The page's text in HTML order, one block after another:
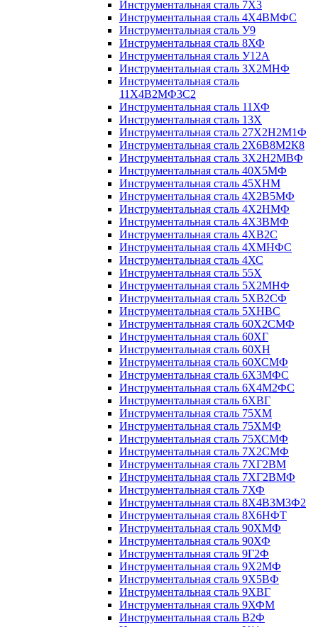
Инструментальная сталь 7Х3
Инструментальная сталь 4Х4ВМФС
Инструментальная сталь У9
Инструментальная сталь 8ХФ
Инструментальная сталь У12А
Инструментальная сталь 3Х2МНФ
Инструментальная сталь
11Х4В2МФ3С2
Инструментальная сталь 11ХФ
Инструментальная сталь 13Х
Инструментальная сталь 27Х2Н2М1Ф
Инструментальная сталь 2Х6В8М2К8
Инструментальная сталь 3Х2Н2МВФ
Инструментальная сталь 40Х5МФ
Инструментальная сталь 45ХНМ
Инструментальная сталь 4Х2В5МФ
Инструментальная сталь 4Х2НМФ
Инструментальная сталь 4Х3ВМФ
Инструментальная сталь 4ХВ2С
Инструментальная сталь 4ХМНФС
Инструментальная сталь 4ХС
Инструментальная сталь 55Х
Инструментальная сталь 5Х2МНФ
Инструментальная сталь 5ХВ2СФ
Инструментальная сталь 5ХНВС
Инструментальная сталь 60Х2СМФ
Инструментальная сталь 60ХГ
Инструментальная сталь 60ХН
Инструментальная сталь 60ХСМФ
Инструментальная сталь 6Х3МФС
Инструментальная сталь 6Х4М2ФС
Инструментальная сталь 6ХВГ
Инструментальная сталь 75ХМ
Инструментальная сталь 75ХМФ
Инструментальная сталь 75ХСМФ
Инструментальная сталь 7Х2СМФ
Инструментальная сталь 7ХГ2ВМ
Инструментальная сталь 7ХГ2ВМФ
Инструментальная сталь 7ХФ
Инструментальная сталь 8Х4В3М3Ф2
Инструментальная сталь 8Х6НФТ
Инструментальная сталь 90ХМФ
Инструментальная сталь 90ХФ
Инструментальная сталь 9Г2Ф
Инструментальная сталь 9Х2МФ
Инструментальная сталь 9Х5ВФ
Инструментальная сталь 9ХВГ
Инструментальная сталь 9ХФМ
Инструментальная сталь В2Ф